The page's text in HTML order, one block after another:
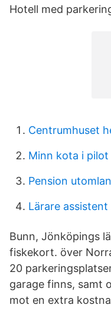
Hotell med
Centrumhuset
Minn kota i pilot
Pension
Lärare
Bunn, Jönköpings
fiskekort. över
20
garage finns, samt
mot en extra